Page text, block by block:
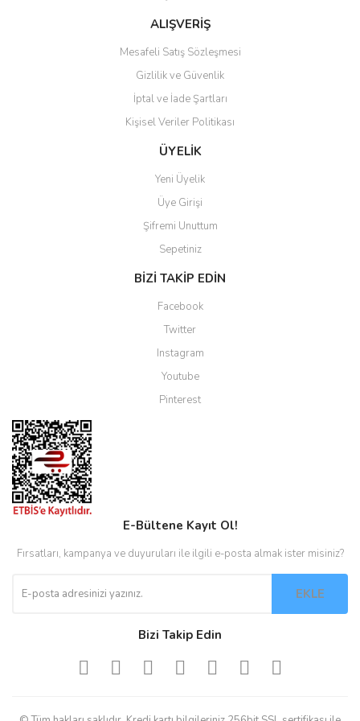
Bu ürüne benzer farklı alternatifler olmalı.
Gönder
ALIŞVERİŞ
Mesafeli Satış Sözleşmesi
Gizlilik ve Güvenlik
İptal ve İade Şartları
Kişisel Veriler Politikası
ÜYELİK
Yeni Üyelik
Üye Girişi
Şifremi Unuttum
Sepetiniz
BİZİ TAKİP EDİN
Facebook
Twitter
Instagram
Youtube
Pinterest
E-Bültene Kayıt Ol!
Fırsatları, kampanya ve duyuruları ile ilgili e-posta almak ister misiniz?
EKLE
Bizi Takip Edin